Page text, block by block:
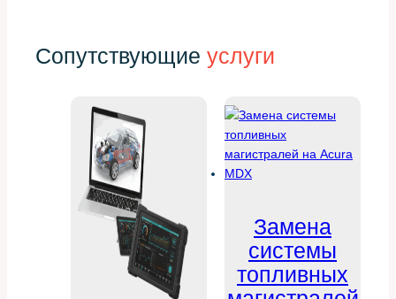
Сопутствующие услуги
Замена
системы
топливных